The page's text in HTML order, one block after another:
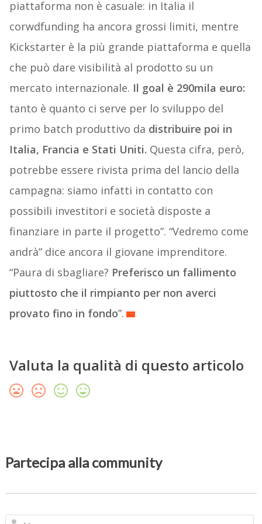
piattaforma non è casuale: in Italia il
corwdfunding ha ancora grossi limiti, mentre
Kickstarter è la più grande piattaforma e quella
che può dare visibilità al prodotto su un
mercato internazionale. Il goal è 290mila euro:
tanto è quanto ci serve per lo sviluppo del
primo batch produttivo da distribuire poi in
Italia, Francia e Stati Uniti. Questa cifra, però,
potrebbe essere rivista prima del lancio della
campagna: siamo infatti in contatto con
possibili investitori e società disposte a
finanziare in parte il progetto”. “Vedremo come
andrà” dice ancora il giovane imprenditore.
“Paura di sbagliare? Preferisco un fallimento
piuttosto che il rimpianto per non averci
provato fino in fondo”.
Valuta la qualità di questo articolo
Partecipa alla community